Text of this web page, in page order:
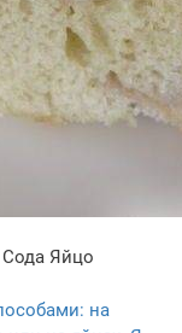
Сода Яйцо
на